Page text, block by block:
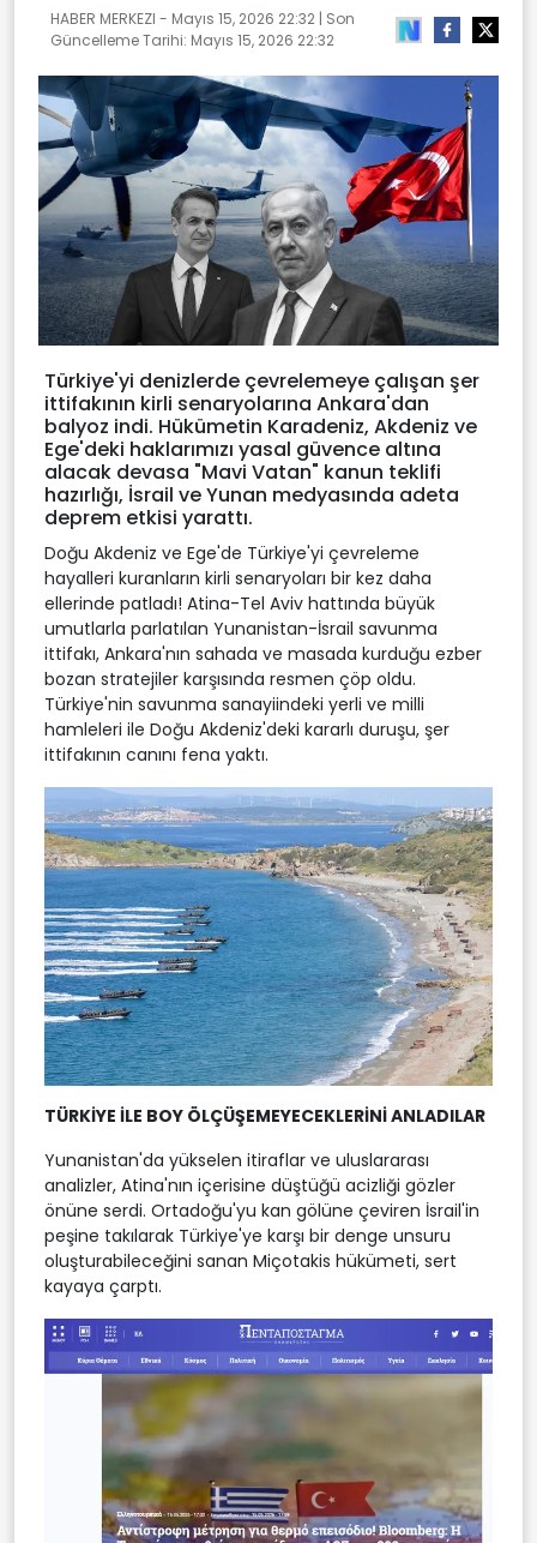
HABER MERKEZI - Mayıs 15, 2026 22:32 | Son
Güncelleme Tarihi: Mayıs 15, 2026 22:32
Türkiye'yi denizlerde çevrelemeye çalışan şer
ittifakının kirli senaryolarına Ankara'dan
balyoz indi. Hükümetin Karadeniz, Akdeniz ve
Ege'deki haklarımızı yasal güvence altına
alacak devasa "Mavi Vatan" kanun teklifi
hazırlığı, İsrail ve Yunan medyasında adeta
deprem etkisi yarattı.
Doğu Akdeniz ve Ege'de Türkiye'yi çevreleme
hayalleri kuranların kirli senaryoları bir kez daha
ellerinde patladı! Atina-Tel Aviv hattında büyük
umutlarla parlatılan Yunanistan-İsrail savunma
ittifakı, Ankara'nın sahada ve masada kurduğu ezber
bozan stratejiler karşısında resmen çöp oldu.
Türkiye'nin savunma sanayiindeki yerli ve milli
hamleleri ile Doğu Akdeniz'deki kararlı duruşu, şer
ittifakının canını fena yaktı.
TÜRKİYE İLE BOY ÖLÇÜŞEMEYECEKLERİNİ ANLADILAR
Yunanistan'da yükselen itiraflar ve uluslararası
analizler, Atina'nın içerisine düştüğü acizliği gözler
önüne serdi. Ortadoğu'yu kan gölüne çeviren İsrail'in
peşine takılarak Türkiye'ye karşı bir denge unsuru
oluşturabileceğini sanan Miçotakis hükümeti, sert
kayaya çarptı.